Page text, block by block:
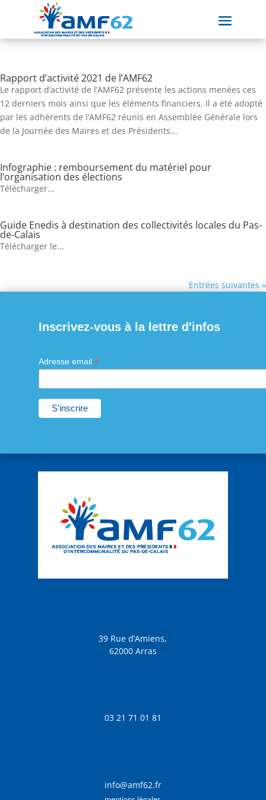
Rapport d’activité 2021 de l’AMF62
Le rapport d’activité de l’AMF62 présente les actions menées ces
12 derniers mois ainsi que les éléments financiers. Il a été adopté
par les adhérents de l’AMF62 réunis en Assemblée Générale lors
de la Journée des Maires et des Présidents...
Infographie : remboursement du matériel pour
l’organisation des élections
Télécharger...
Guide Enedis à destination des collectivités locales du Pas-
de-Calais
Télécharger le...
Entrées suivantes »
Inscrivez-vous à la lettre d'infos
Adresse email *
39 Rue d’Amiens,
62000 Arras
03 21 71 01 81
info@amf62.fr